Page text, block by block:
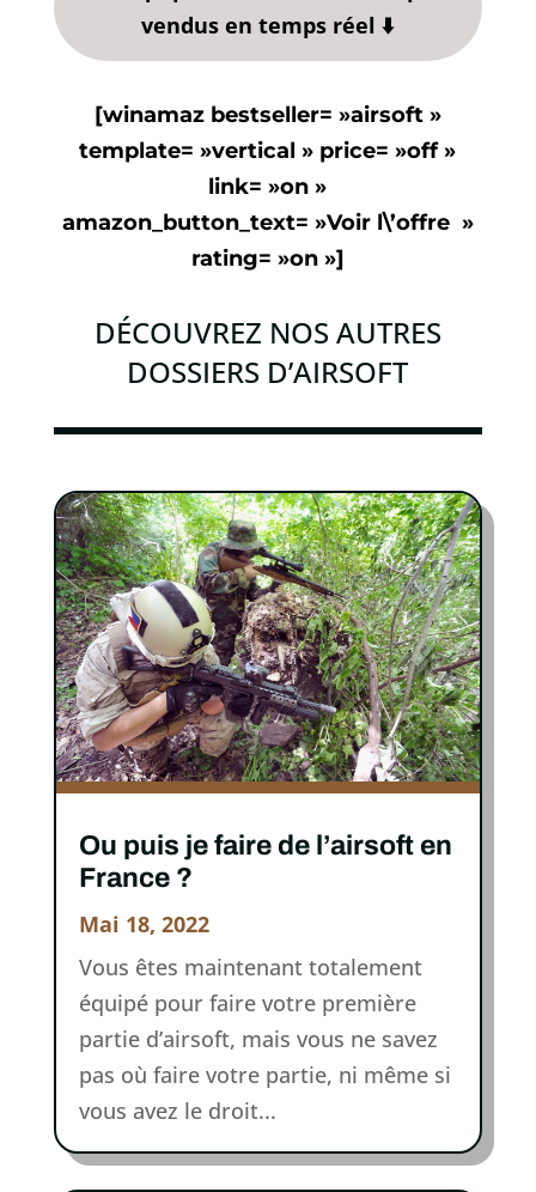
vendus en temps réel ⬇️
[winamaz bestseller= »airsoft »
template= »vertical » price= »off »
link= »on »
amazon_button_text= »Voir l\’offre »
rating= »on »]
DÉCOUVREZ NOS AUTRES
DOSSIERS D’AIRSOFT
Ou puis je faire de l’airsoft en
France ?
Mai 18, 2022
Vous êtes maintenant totalement
équipé pour faire votre première
partie d’airsoft, mais vous ne savez
pas où faire votre partie, ni même si
vous avez le droit...